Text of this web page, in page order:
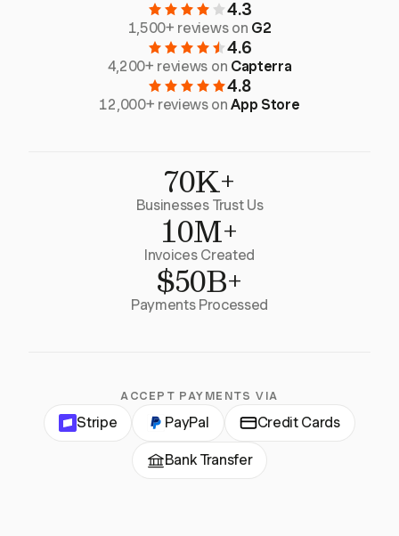
4.3
1,500+ reviews on G2
4.6
4,200+ reviews on Capterra
4.8
12,000+ reviews onApp Store
70K+
Businesses Trust Us
10M+
Invoices Created
$50B+
Payments Processed
ACCEPT PAYMENTS VIA
Stripe PayPal Credit Cards
Bank Transfer